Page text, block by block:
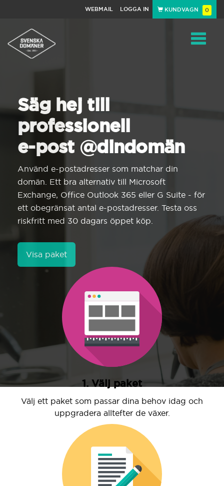
WEBMAIL LOGGA IN KUNDVAGN 0
Säg hej till
professionell
e-post @dindomän
Använd e-postadresser som matchar din
domän. Ett bra alternativ till Microsoft
Exchange, Office Outlook 365 eller G Suite - för
ett obegränsat antal e-postadresser. Testa oss
riskfritt med 30 dagars öppet köp.
Visa paket
1. Välj paket
Välj ett paket som passar dina behov idag och
uppgradera alltefter de växer.